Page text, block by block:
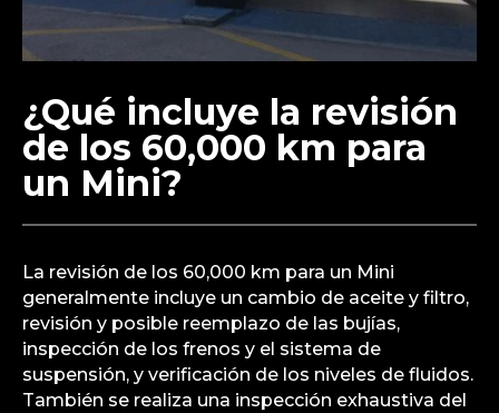
¿Qué incluye la revisión
de los 60,000 km para
un Mini?
La revisión de los 60,000 km para un Mini
generalmente incluye un cambio de aceite y filtro,
revisión y posible reemplazo de las bujías,
inspección de los frenos y el sistema de
suspensión, y verificación de los niveles de fluidos.
También se realiza una inspección exhaustiva del